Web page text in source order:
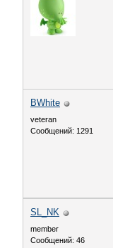
BWhite
veteran
Сообщений: 1291
SL_NK
member
Сообщений: 46